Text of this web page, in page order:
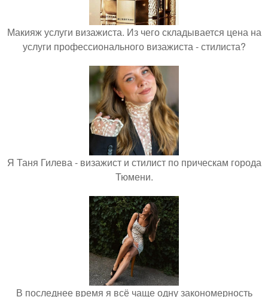
Макияж услуги визажиста. Из чего складывается цена на
услуги профессионального визажиста - стилиста?
Я Таня Гилева - визажист и стилист по прическам города
Тюмени.
В последнее время я всё чаще одну закономерность